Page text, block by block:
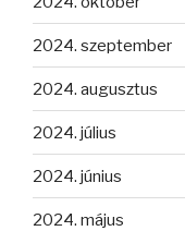
2024. szeptember
2024. augusztus
2024. július
2024. június
2024. május